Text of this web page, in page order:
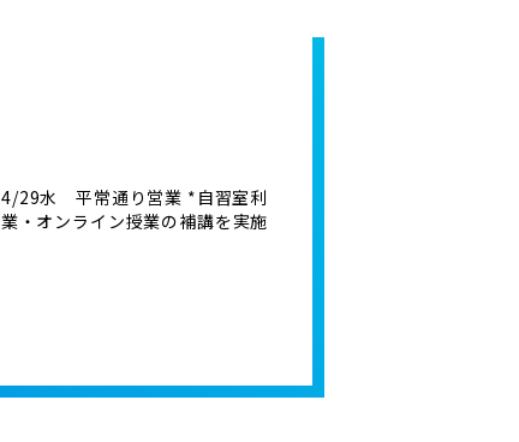
29水 平常通り営業 *自習室利
オンライン授業の補講を実施